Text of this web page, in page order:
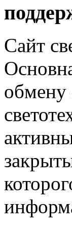
Сайт
обмену